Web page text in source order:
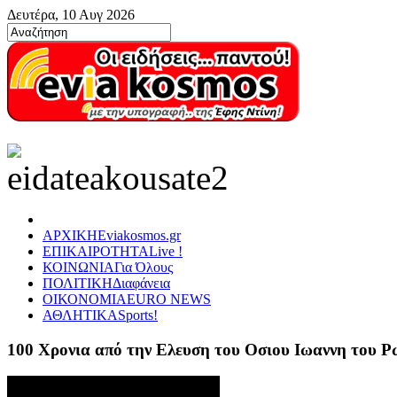
Δευτέρα, 10 Αυγ 2026
ΑΡΧΙΚΗEviakosmos.gr
ΕΠΙΚΑΙΡΟΤΗΤΑLive !
ΚΟΙΝΩΝΙΑΓια Όλους
ΠΟΛΙΤΙΚΗΔιαφάνεια
ΟΙΚΟΝΟΜΙΑEURO NEWS
ΑΘΛΗΤΙΚΑSports!
100 Χρονια από την Ελευση του Οσιου Ιωαννη του